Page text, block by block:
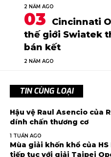
2 NĂM AGO
Cincinnati
thế giới Swiatek
bán kết
2 NĂM AGO
TIN CÙNG LOẠI
Hậu vệ Raul Asencio của
dính chấn thương cơ
1 TUẦN AGO
Mùa giải khốn khổ của
tiếp tục với giải Taipei